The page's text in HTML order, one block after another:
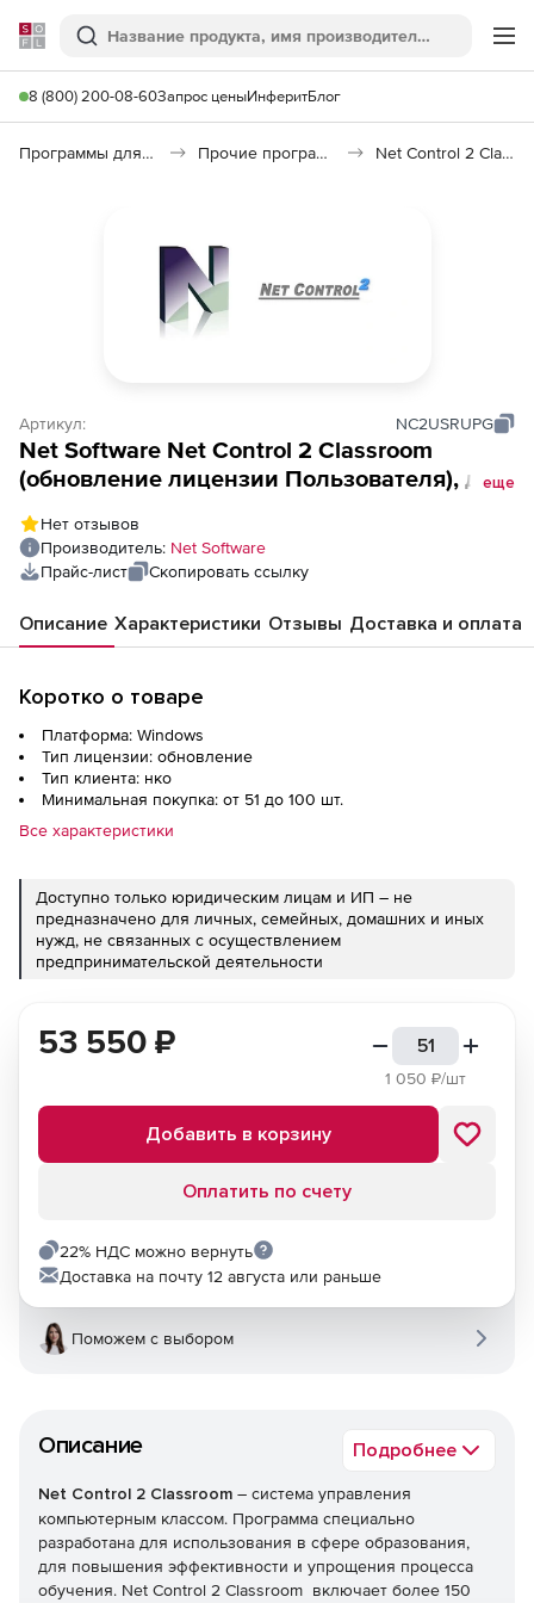
Softline
Поиск
8 (800) 200-08-60Запрос ценыИнферитБлог
Программы для образования и науки Прочие программы Net Control 2 Classroom
Артикул: NC2USRUPG
Net Software Net Control 2 Classroom
(обновление лицензии Пользователя), до 4
компьютеров
еще
Нет отзывов
Производитель: Net Software
Прайс-лист
Скопировать ссылку
Описание Характеристики Отзывы Доставка и оплата
Коротко о товаре
Платформа: Windows
Тип лицензии: обновление
Тип клиента: нко
Минимальная покупка: от 51 до 100 шт.
Все характеристики
Доступно только юридическим лицам и ИП – не
предназначено для личных, семейных, домашних и иных
нужд, не связанных с осуществлением
предпринимательской деятельности
Описание Подробнее
Net Control 2 Classroom – система управления
компьютерным классом. Программа специально
разработана для использования в сфере образования,
для повышения эффективности и упрощения процесса
обучения. Net Control 2 Classroom включает более 150
53 550 ₽
1 050 ₽/шт
Добавить в корзину
Оплатить по счету
22% НДС можно вернуть
Доставка на почту 12 августа или раньше
Поможем с выбором